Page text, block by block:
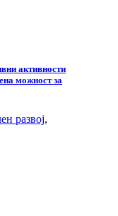
активности
можност за
развој,